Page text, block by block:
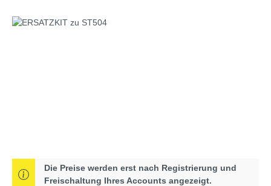
Bildergalerie überspringen
Die Preise werden erst nach Registrierung und
Freischaltung Ihres Accounts angezeigt.